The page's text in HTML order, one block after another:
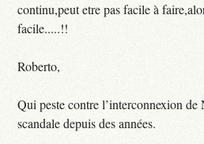
continu,peut etre pas facile à
facile.....!!
Roberto,
Qui peste contre l’interconnexion
scandale depuis des années.